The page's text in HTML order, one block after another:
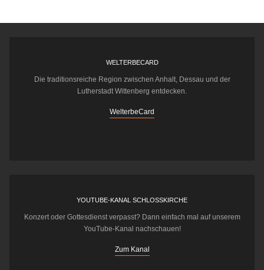
WELTERBECARD
Die traditionsreiche Region zwischen Anhalt, Dessau und der
Lutherstadt Wittenberg entdecken.
WelterbeCard
YOUTUBE-KANAL SCHLOSSKIRCHE
Konzert oder Gottesdienst verpasst? Dann einfach mal auf unserem
YouTube-Kanal nachschauen!
Zum Kanal